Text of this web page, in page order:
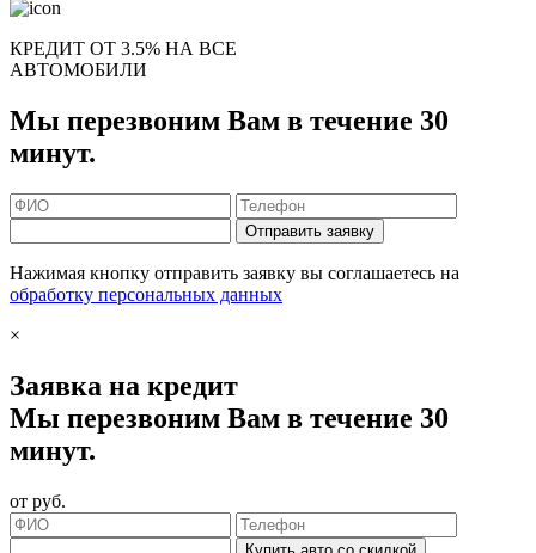
КРЕДИТ ОТ 3.5% НА ВСЕ
АВТОМОБИЛИ
Мы перезвоним Вам в течение 30
минут.
Отправить заявку
Нажимая кнопку отправить заявку вы соглашаетесь на
обработку персональных данных
×
Заявка на кредит
Мы перезвоним Вам в течение 30
минут.
от руб.